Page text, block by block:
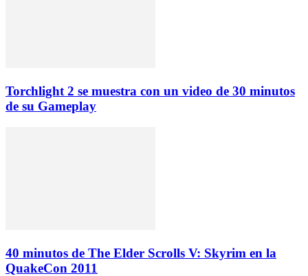
Torchlight 2 se muestra con un video de 30 minutos
de su Gameplay
40 minutos de The Elder Scrolls V: Skyrim en la
QuakeCon 2011